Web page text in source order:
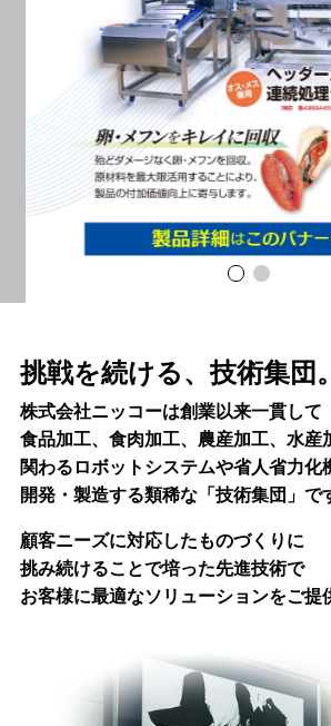
挑戦を続ける、技術集団。
株式会社ニッコーは創業以来一貫して
食品加工、食肉加工、農産加工、水産
関わるロボットシステムや省人省力化
開発・製造する類稀な「技術集団」で
顧客ニーズに対応したものづくりに
挑み続けることで培った先進技術で
お客様に最適なソリューションをご提